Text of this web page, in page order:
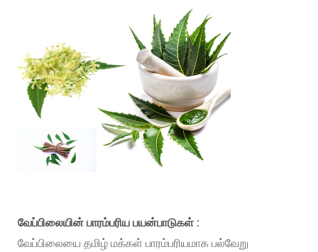
வேப்பிலையின் பாரம்பரிய பயன்பாடுகள் :
வேப்பிலையை தமிழ் மக்கள் பாரம்பரியமாக பல்வேறு